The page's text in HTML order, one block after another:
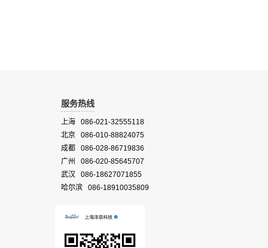
服务热线
上海 086-021-32555118
北京 086-010-88824075
成都 086-028-86719836
广州 086-020-85645707
武汉 086-18627071855
哈尔滨 086-18910035809